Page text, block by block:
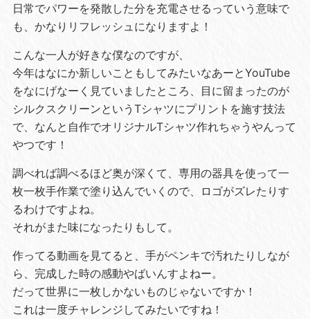
日常でパワーを発散した分を充電させるっていう意味で
も、かなりリフレッシュになりますよ！
こんな一人が好きな僕なのですが、
今年はなにか新しいこともしてみたいなあーとYouTube
をなにげなーく見ていましたところ、目に留まったのが
シルクスクリーンというTシャツにプリントを施す技法
で、なんと自作でオリジナルTシャツ作れちゃうやんって
やつです！
調べれば調べるほど奥が深くて、専用の器具を使って一
枚一枚手作業で塗り込んでいくので、ロゴがズレたりす
るわけですよね。
それがまた味になったりもして。
作ってる動画を見てると、手がペンキで汚れたりしなが
ら、完成した時の感動やばいんすよねー。
だって世界に一枚しかないものじゃないですか！
これは一度チャレンジしてみたいですね！